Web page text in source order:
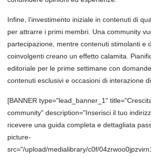
Infine, l’investimento iniziale in contenuti di
per attrarre i primi membri. Una community
partecipazione, mentre contenuti stimolanti e
coinvolgenti creano un effetto calamita.
editoriale per le prime settimane con
contenuti esclusivi e occasioni di interazione
[BANNER type="lead_banner_1"
community" description="Inserisci il tuo
ricevere una guida completa e dettagliata
picture-
src="/upload/medialibrary/c0f/